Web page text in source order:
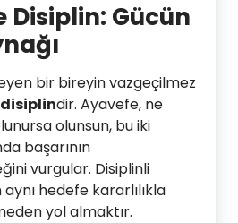
Disiplin: Gücün
bir bireyin vazgeçilmez
disiplindir. Ayavefe, ne
olunsun, bu iki
başarının
vurgular. Disiplinli
hedefe kararlılıkla
yol almaktır.